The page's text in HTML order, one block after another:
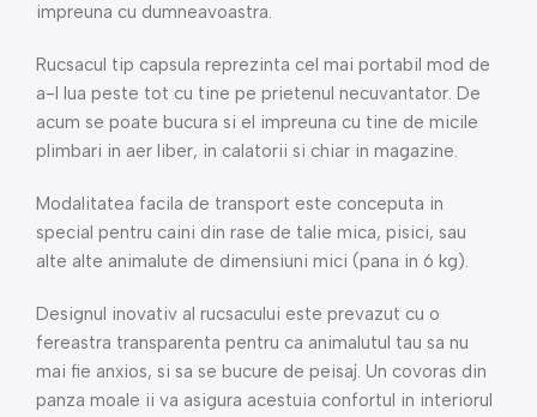
impreuna cu dumneavoastra.
Rucsacul tip capsula reprezinta cel mai portabil mod de
a-l lua peste tot cu tine pe prietenul necuvantator. De
acum se poate bucura si el impreuna cu tine de micile
plimbari in aer liber, in calatorii si chiar in magazine.
Modalitatea facila de transport este conceputa in
special pentru caini din rase de talie mica, pisici, sau
alte alte animalute de dimensiuni mici (pana in 6 kg).
Designul inovativ al rucsacului este prevazut cu o
fereastra transparenta pentru ca animalutul tau sa nu
mai fie anxios, si sa se bucure de peisaj. Un covoras din
panza moale ii va asigura acestuia confortul in interiorul